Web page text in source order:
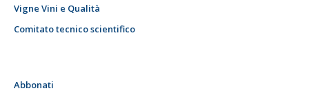
Vigne Vini e Qualità
Comitato tecnico scientifico
Abbonati